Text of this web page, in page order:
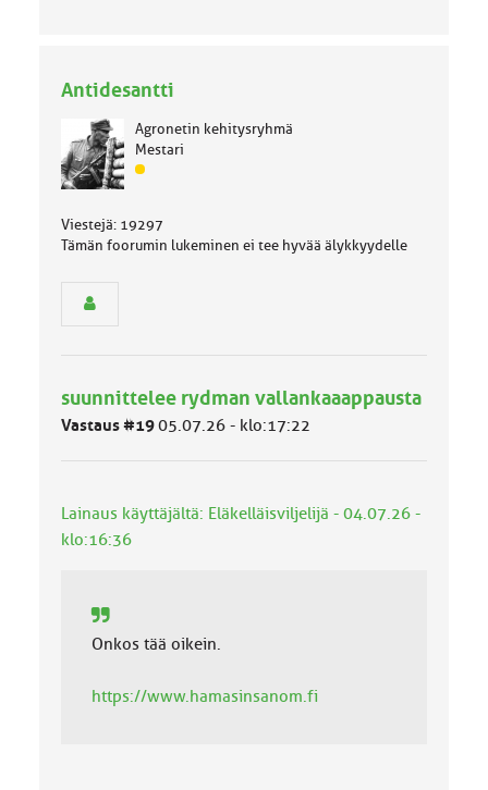
Antidesantti
Agronetin kehitysryhmä
Mestari
J
e
u
o
:
Viestejä: 19297
Tämän foorumin lukeminen ei tee hyvää älykkyydelle
suunnittelee rydman vallankaaappausta
Vastaus #1905.07.26 - klo:17:22
Lainaus käyttäjältä: Eläkelläisviljelijä - 04.07.26 -
klo:16:36
Onkos tää oikein.
https://www.hamasinsanom.fi